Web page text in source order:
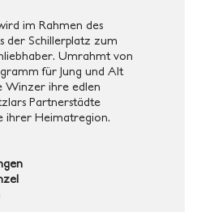
im Rahmen des
der Schillerplatz zum
Umrahmt von
für Jung und Alt
Winzer ihre edlen
Partnerstädte
ihrer Heimatregion.